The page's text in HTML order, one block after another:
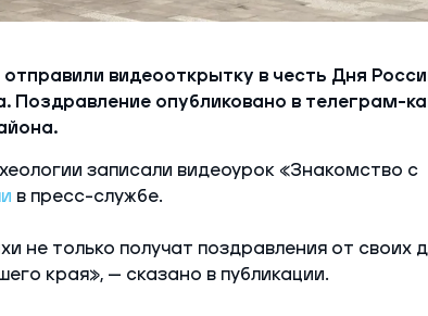
видеооткрытку в честь Дня
Поздравление опубликовано в телеграм-
записали видеоурок «Знакомство с
в пресс-службе.
не только получат поздравления от своих
края», — сказано в публикации.